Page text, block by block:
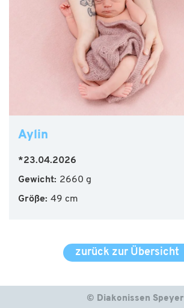
Ausbildung & Karriere
Aylin
*23.04.2026
Gewicht: 2660 g
Größe: 49 cm
zurück zur Übersicht
© Diakonissen Speyer